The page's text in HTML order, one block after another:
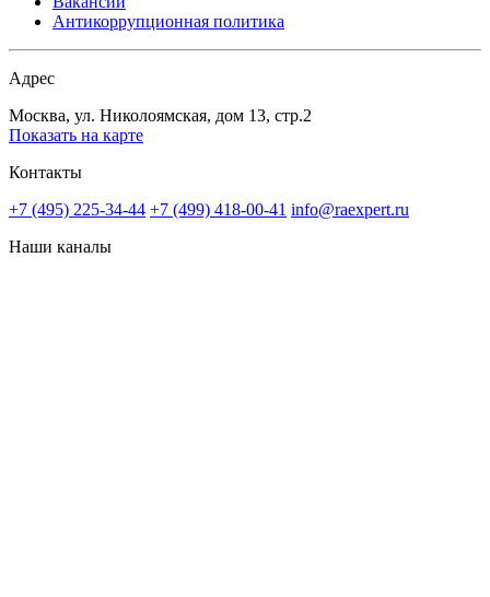
Антикоррупционная политика
Адрес
Москва, ул. Николоямская, дом 13, стр.2
Показать на карте
Контакты
+7 (495) 225-34-44 +7 (499) 418-00-41 info@raexpert.ru
Наши каналы